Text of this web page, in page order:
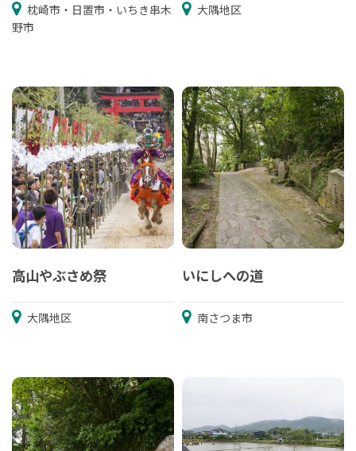
枕崎市・日置市・いちき串木
野市
大隅地区
高山やぶさめ祭
大隅地区
いにしへの道
南さつま市